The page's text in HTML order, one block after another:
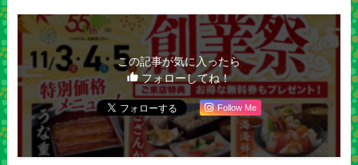
この記事が気に入ったら
フォローしてね！
Follow Me